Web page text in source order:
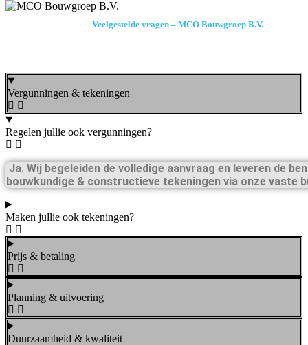
Veelgestelde vragen – MCO Bouwgroep B.V.
Vergunningen & tekeningen
Regelen jullie ook vergunningen?
Ja. Wij begeleiden de volledige aanvraag en leveren de
bouwkundige & constructieve tekeningen via onze vaste
Maken jullie ook tekeningen?
Prijs & betaling
Planning & uitvoering
Duurzaamheid & kwaliteit